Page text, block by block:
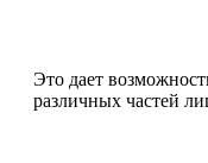
Это дает
различных частей